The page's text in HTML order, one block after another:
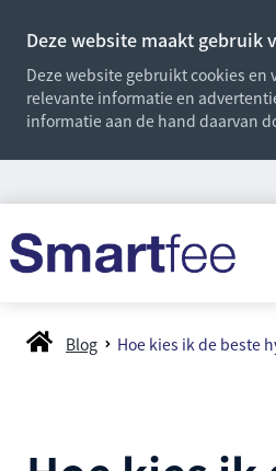
Deze website maakt gebruik
Deze website gebruikt cookies en
relevante informatie en
informatie aan de hand daarvan
Blog Hoe kies ik de beste